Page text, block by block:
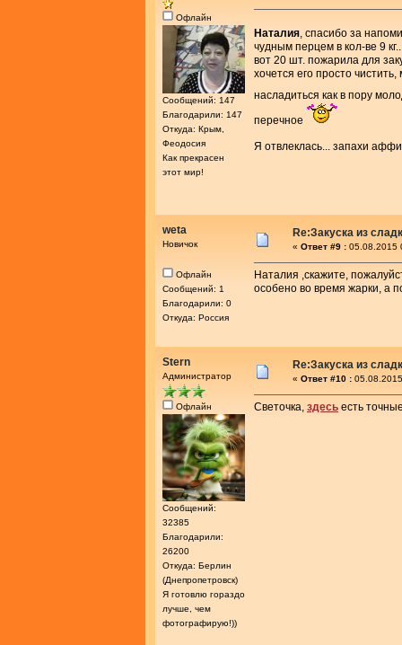
Офлайн
Сообщений: 147
Благодарили: 147
Откуда: Крым,
Феодосия
Как прекрасен
этот мир!
Наталия, спасибо за
чудным перцем в кол-ве 9
вот 20 шт. пожарила для
хочется его просто
насладиться как в пору
перечное
Я отвлеклась... запахи
weta
Новичок
Офлайн
Сообщений: 1
Благодарили: 0
Откуда: Россия
Re:Закуска из
« Ответ #9 : 05.08.2015
Наталия ,скажите,
особено во время жарки, а
Stern
Администратор
Офлайн
Сообщений:
32385
Благодарили:
26200
Откуда: Берлин
(Днепропетровск)
Я готовлю гораздо
лучше, чем
фотографирую!))
Re:Закуска из
« Ответ #10 :
Светочка, здесь есть